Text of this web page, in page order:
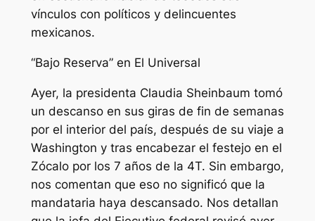
vínculos con políticos y delincuentes
mexicanos.
“Bajo Reserva” en El Universal
Ayer, la presidenta Claudia Sheinbaum tomó
un descanso en sus giras de fin de semanas
por el interior del país, después de su viaje a
Washington y tras encabezar el festejo en el
Zócalo por los 7 años de la 4T. Sin embargo,
nos comentan que eso no significó que la
mandataria haya descansado. Nos detallan